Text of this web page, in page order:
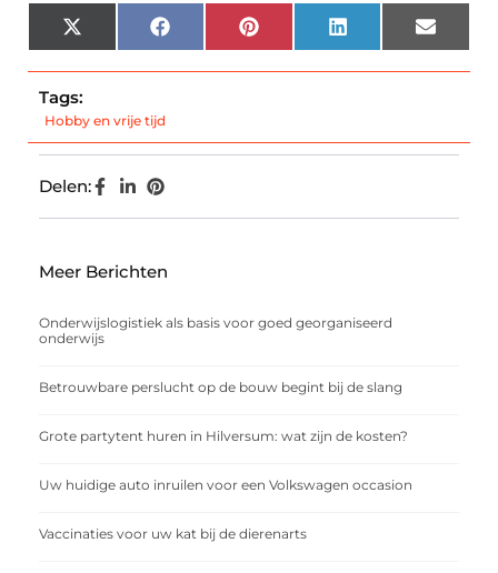
X
(Twitter)
Facebook Pinterest LinkedIn Email
Tags:
Hobby en vrije tijd
Delen:
Meer Berichten
Onderwijslogistiek als basis voor goed georganiseerd
onderwijs
Betrouwbare perslucht op de bouw begint bij de slang
Grote partytent huren in Hilversum: wat zijn de kosten?
Uw huidige auto inruilen voor een Volkswagen occasion
Vaccinaties voor uw kat bij de dierenarts